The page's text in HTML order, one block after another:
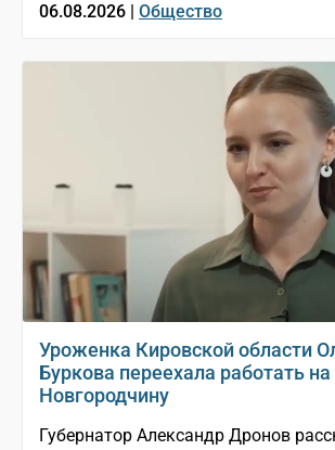
06.08.2026 | Общество
Уроженка Кировской области
Буркова переехала работать на
Новгородчину
Губернатор Александр Дронов